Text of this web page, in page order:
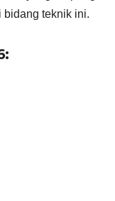
bidang teknik ini.